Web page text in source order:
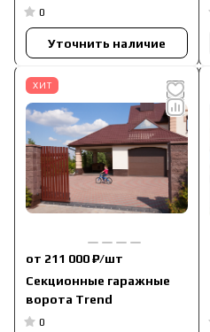
0
Уточнить наличие
ХИТ
от 211 000 ₽/шт
Секционные гаражные
ворота Trend
0